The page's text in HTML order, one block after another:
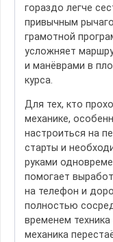
гораздо легче
привычным
грамотной
усложняет
и манёврами в
курса.
Для тех, кто
механике,
настроиться на
старты и
руками
помогает
на телефон и
полностью
временем
механика